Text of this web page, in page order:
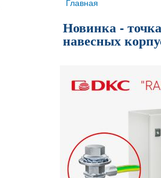
Вы здесь
Главная
Новинка -
навесных